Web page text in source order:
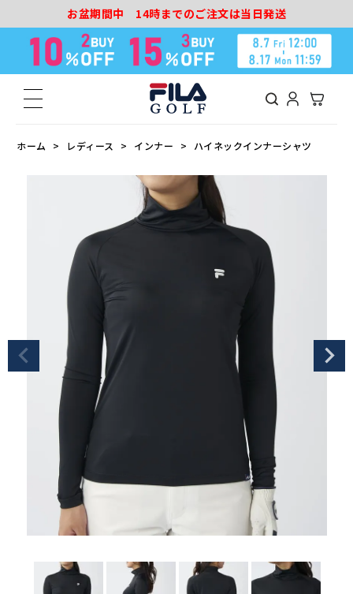
お盆期間中 14時までのご注文は当日発送
ホーム レディース インナー ハイネックインナーシャツ